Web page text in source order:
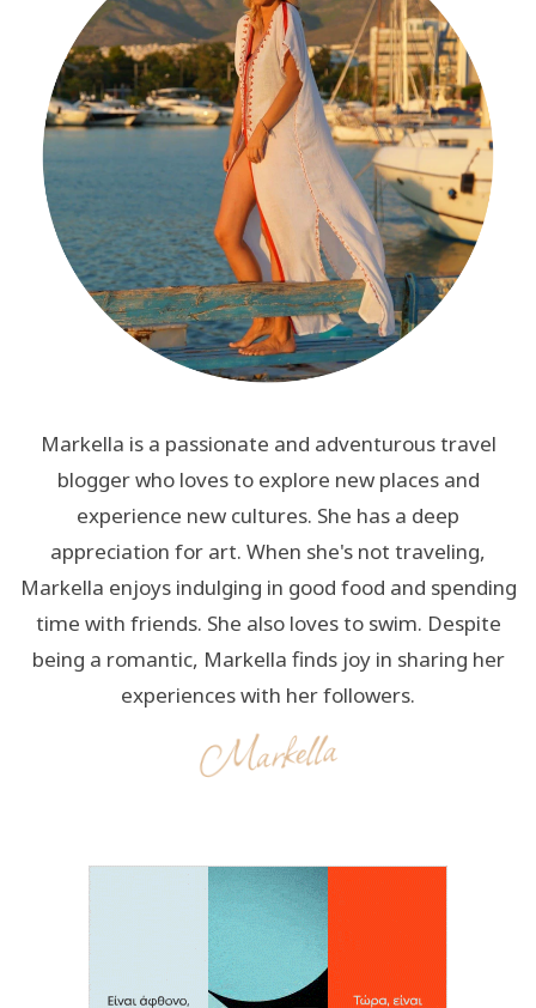
Markella is a passionate and adventurous travel
blogger who loves to explore new places and
experience new cultures. She has a deep
appreciation for art. When she's not traveling,
Markella enjoys indulging in good food and spending
time with friends. She also loves to swim. Despite
being a romantic, Markella finds joy in sharing her
experiences with her followers.